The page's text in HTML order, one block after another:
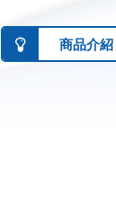
商品介紹